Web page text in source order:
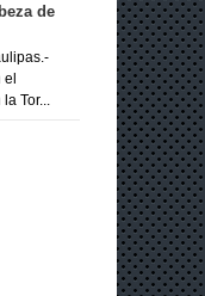
de
Tor...